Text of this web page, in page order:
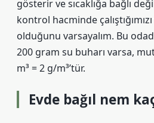
gösterir ve sıcaklığa bağlı
kontrol hacminde
olduğunu varsayalım. Bu
200 gram su buharı varsa,
m³ = 2 g/m³’tür.
Evde bağıl nem